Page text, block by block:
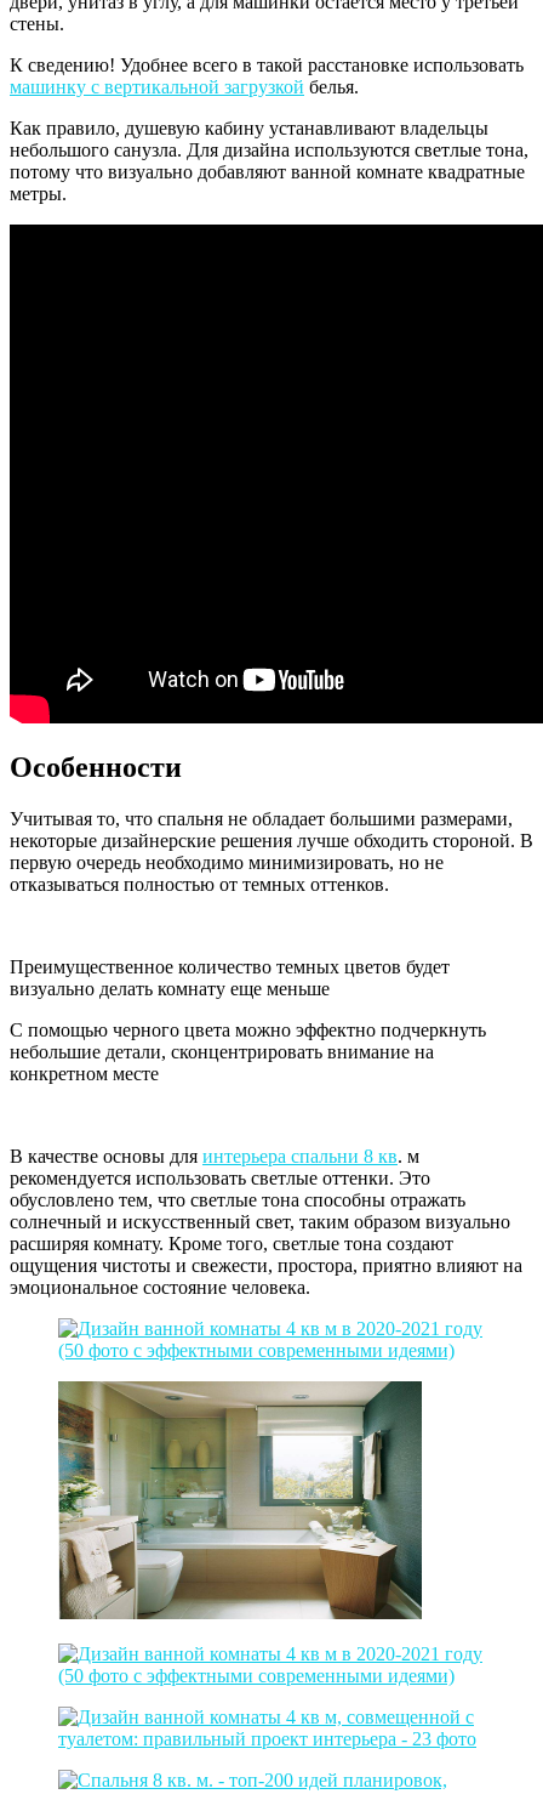
стены.
К сведению! Удобнее всего в такой расстановке использовать
машинку с вертикальной загрузкой белья.
Как правило, душевую кабину устанавливают владельцы
небольшого санузла. Для дизайна используются светлые тона,
потому что визуально добавляют ванной комнате квадратные
метры.
Особенности
Учитывая то, что спальня не обладает большими размерами,
некоторые дизайнерские решения лучше обходить стороной. В
первую очередь необходимо минимизировать, но не
отказываться полностью от темных оттенков.
Преимущественное количество темных цветов будет
визуально делать комнату еще меньше
С помощью черного цвета можно эффектно подчеркнуть
небольшие детали, сконцентрировать внимание на
конкретном месте
В качестве основы для интерьера спальни 8 кв. м
рекомендуется использовать светлые оттенки. Это
обусловлено тем, что светлые тона способны отражать
солнечный и искусственный свет, таким образом визуально
расширяя комнату. Кроме того, светлые тона создают
ощущения чистоты и свежести, простора, приятно влияют на
эмоциональное состояние человека.